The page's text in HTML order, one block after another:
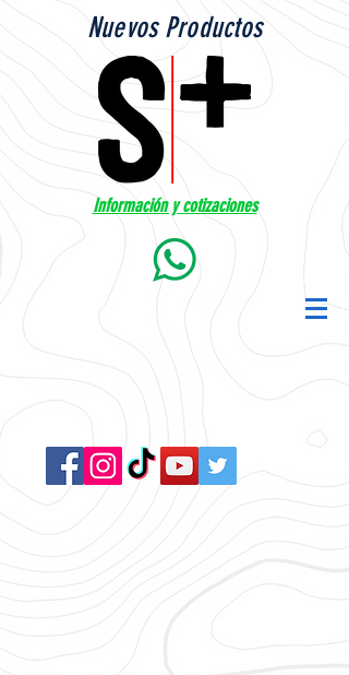
Nuevos Productos
Información y cotizaciones